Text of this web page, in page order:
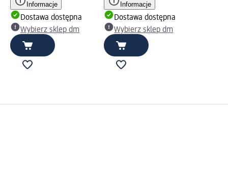
Informacje
Dostawa dostępna
Wybierz sklep dm
Informacje
Dostawa dostępna
Wybierz sklep dm